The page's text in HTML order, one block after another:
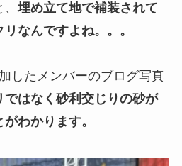
、埋め立て地で補装されて
なんですよね。。。
したメンバーのブログ写真
ではなく砂利交じりの砂が
わかります。